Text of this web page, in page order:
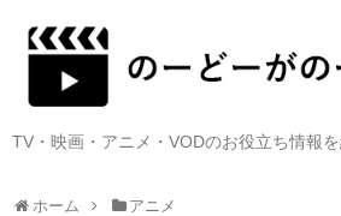
TV・映画・アニメ・VODのお役立ち情報
ホーム アニメ